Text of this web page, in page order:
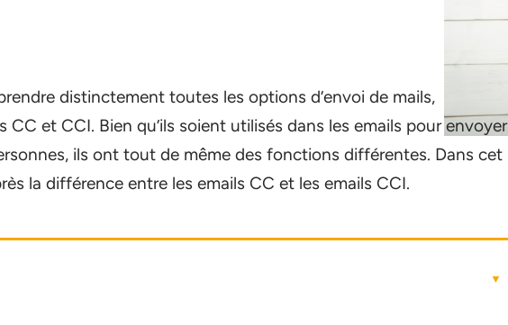
distinctement toutes les options d’envoi de mails,
CC et CCI. Bien qu’ils soient utilisés dans les emails pour envoyer
ils ont tout de même des fonctions différentes. Dans cet
la différence entre les emails CC et les emails CCI.